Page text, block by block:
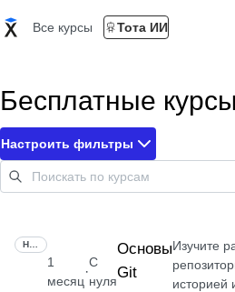
Все курсы Тота ИИ
Бесплатные
Настроить фильтры
1
месяц
·
С
нуля
Основы
Git
Изучите
историей